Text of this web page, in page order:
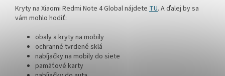
Kryty na Xiaomi Redmi Note 4 Global nájdete TU. A ďalej by sa
vám mohlo hodiť:
obaly a kryty na mobily
ochranné tvrdené sklá
nabíjačky na mobily do siete
pamäťové karty